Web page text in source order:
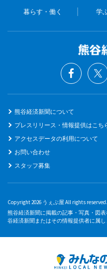
暮らす・働く 学
熊谷経済新聞について
プレスリリース・情報提供はこち
アクセスデータの利用について
お問い合わせ
スタッフ募集
Copyright 2026 うぇぶ屋 All rights reserved.
熊谷経済新聞に掲載の記事・写真・図
谷経済新聞またはその情報提供者に属し